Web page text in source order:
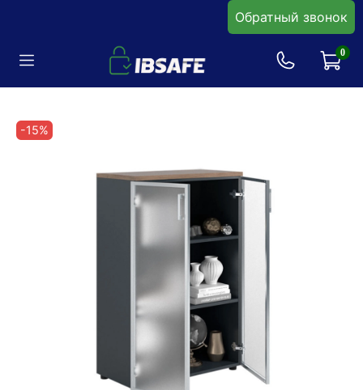
Обратный звонок
0
-15%